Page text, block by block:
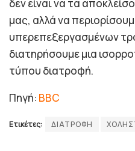
δεν είναι να τα
μας, αλλά να
υπερεπεξεργασμένων
διατηρήσουμε μια
τύπου διατροφή.
Πηγή: BBC
Ετικέτες: ΔΙΑΤΡΟΦΗ